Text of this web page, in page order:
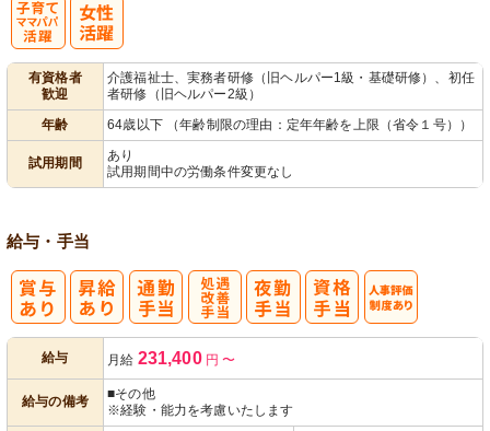
有資格者
歓迎
介護福祉士、実務者研修（旧ヘルパー1級・基礎研修）、初任
者研修（旧ヘルパー2級）
年齢
64歳以下 （年齢制限の理由：定年年齢を上限（省令１号））
試用期間
あり
試用期間中の労働条件変更なし
給与・手当
給与 月給 231,400円〜
給与の備考
■その他
※経験・能力を考慮いたします